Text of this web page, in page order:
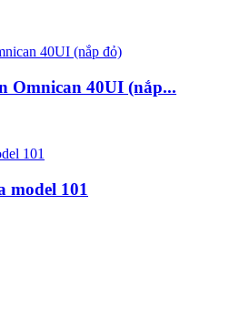
Omnican 40UI (nắp...
model 101